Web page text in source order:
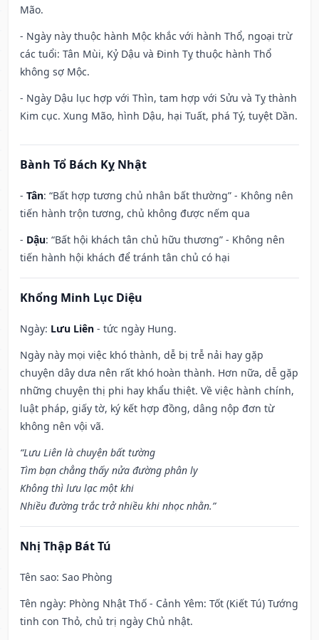
Mão.
- Ngày này thuộc hành Mộc khắc với hành Thổ, ngoại trừ
các tuổi: Tân Mùi, Kỷ Dậu và Đinh Tỵ thuộc hành Thổ
không sợ Mộc.
- Ngày Dậu lục hợp với Thìn, tam hợp với Sửu và Tỵ thành
Kim cục. Xung Mão, hình Dậu, hại Tuất, phá Tý, tuyệt Dần.
Bành Tổ Bách Kỵ Nhật
- Tân: “Bất hợp tương chủ nhân bất thường” - Không nên
tiến hành trộn tương, chủ không được nếm qua
- Dậu: “Bất hội khách tân chủ hữu thương” - Không nên
tiến hành hội khách để tránh tân chủ có hại
Khổng Minh Lục Diệu
Ngày: Lưu Liên - tức ngày Hung.
Ngày này mọi việc khó thành, dễ bị trễ nải hay gặp
chuyện dây dưa nên rất khó hoàn thành. Hơn nữa, dễ gặp
những chuyện thị phi hay khẩu thiệt. Về việc hành chính,
luật pháp, giấy tờ, ký kết hợp đồng, dâng nộp đơn từ
không nên vội vã.
“Lưu Liên là chuyện bất tường
Tìm bạn chẳng thấy nửa đường phân ly
Không thì lưu lạc một khi
Nhiều đường trắc trở nhiều khi nhọc nhằn.”
Nhị Thập Bát Tú
Tên sao: Sao Phòng
Tên ngày: Phòng Nhật Thố - Cảnh Yêm: Tốt (Kiết Tú) Tướng
tinh con Thỏ, chủ trị ngày Chủ nhật.